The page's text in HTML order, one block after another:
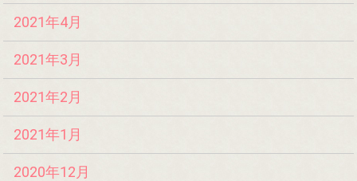
2021年4月
2021年3月
2021年2月
2021年1月
2020年12月